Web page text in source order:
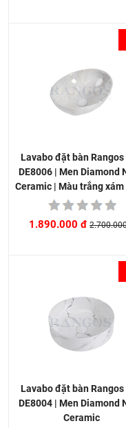
Lavabo đặt bàn Rangos
DE8006 | Men Diamond
Ceramic | Màu trắng
1.890.000 đ
Lavabo đặt bàn Rangos
DE8004 | Men Diamond
Ceramic